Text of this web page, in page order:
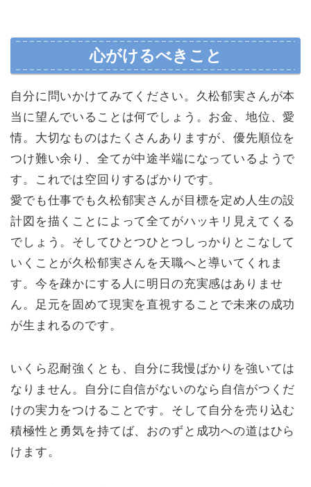
心がけるべきこと
自分に問いかけてみてください。久松郁実さんが本
当に望んでいることは何でしょう。お金、地位、愛
情。大切なものはたくさんありますが、優先順位を
つけ難い余り、全てが中途半端になっているようで
す。これでは空回りするばかりです。
愛でも仕事でも久松郁実さんが目標を定め人生の設
計図を描くことによって全てがハッキリ見えてくる
でしょう。そしてひとつひとつしっかりとこなして
いくことが久松郁実さんを天職へと導いてくれま
す。今を疎かにする人に明日の充実感はありませ
ん。足元を固めて現実を直視することで未来の成功
が生まれるのです。
いくら忍耐強くとも、自分に我慢ばかりを強いては
なりません。自分に自信がないのなら自信がつくだ
けの実力をつけることです。そして自分を売り込む
積極性と勇気を持てば、おのずと成功への道はひら
けます。